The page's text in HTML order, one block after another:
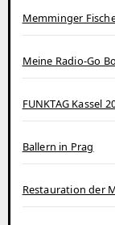
Memminger
Meine Radio-Go
FUNKTAG Kassel
Ballern in Prag
Restauration der